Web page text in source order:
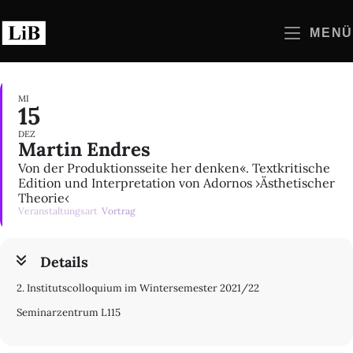
Inhalt
springen
MENÜ
MI
15
DEZ
Martin Endres
Von der Produktionsseite her denken«. Textkritische
Edition und Interpretation von Adornos ›Ästhetischer
Theorie‹
Veranstaltungsart Vortrag
Details
2. Institutscolloquium im Wintersemester 2021/22
Seminarzentrum L115